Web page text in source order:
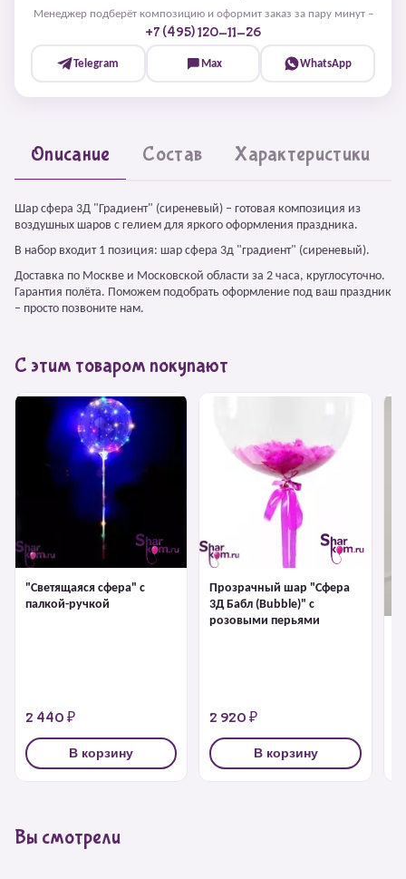
Менеджер подберёт композицию и оформит заказ за пару минут –
+7 (495) 120-11-26
Telegram Max WhatsApp
Описание Состав Характеристики
Шар сфера 3Д "Градиент" (сиреневый) – готовая композиция из
воздушных шаров с гелием для яркого оформления праздника.
В набор входит 1 позиция: шар сфера 3д "градиент" (сиреневый).
Доставка по Москве и Московской области за 2 часа, круглосуточно.
Гарантия полёта. Поможем подобрать оформление под ваш праздник
– просто позвоните нам.
С этим товаром покупают
"Светящаяся сфера" с
палкой-ручкой
2 440 ₽
В корзину
Прозрачный шар "Сфера
3Д Бабл (Bubble)" с
розовыми перьями
2 920 ₽
В корзину
Вы смотрели